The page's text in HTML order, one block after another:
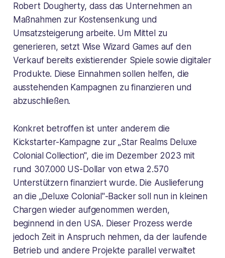
Robert Dougherty, dass das Unternehmen an
Maßnahmen zur Kostensenkung und
Umsatzsteigerung arbeite. Um Mittel zu
generieren, setzt Wise Wizard Games auf den
Verkauf bereits existierender Spiele sowie digitaler
Produkte. Diese Einnahmen sollen helfen, die
ausstehenden Kampagnen zu finanzieren und
abzuschließen.
Konkret betroffen ist unter anderem die
Kickstarter-Kampagne zur „Star Realms Deluxe
Colonial Collection", die im Dezember 2023 mit
rund 307.000 US-Dollar von etwa 2.570
Unterstützern finanziert wurde. Die Auslieferung
an die „Deluxe Colonial"-Backer soll nun in kleinen
Chargen wieder aufgenommen werden,
beginnend in den USA. Dieser Prozess werde
jedoch Zeit in Anspruch nehmen, da der laufende
Betrieb und andere Projekte parallel verwaltet